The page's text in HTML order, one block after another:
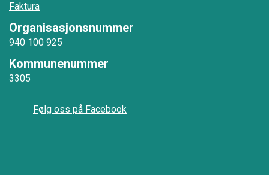
Faktura
Organisasjonsnummer
940 100 925
Kommunenummer
3305
Følg oss på Facebook